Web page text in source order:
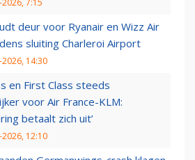
7:15
deur voor Ryanair en Wizz Air
sluiting Charleroi Airport
14:30
en First Class steeds
voor Air France-KLM:
betaalt zich uit’
12:10